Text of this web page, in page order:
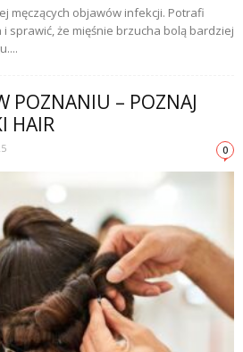
męczących objawów infekcji. Potrafi
sprawić, że mięśnie brzucha bolą bardziej
POZNANIU – POZNAJ
HAIR
0